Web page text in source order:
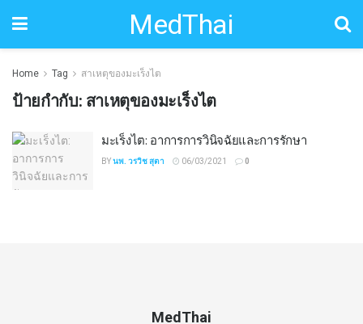
MedThai
Home Tag สาเหตุของมะเร็งไต
ป้ายกำกับ: สาเหตุของมะเร็งไต
มะเร็งไต: อาการการวินิจฉัยและการรักษา
BYนพ. วรวิช สุตา 06/03/2021 0
MedThai